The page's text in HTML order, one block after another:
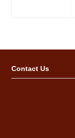
Contact Us